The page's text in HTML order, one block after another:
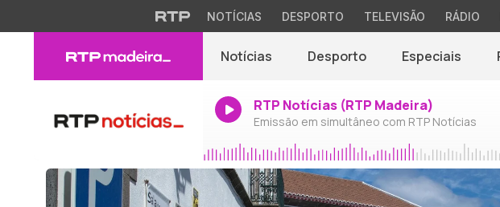
NOTÍCIAS DESPORTO TELEVISÃO RÁDIO
Notícias Desporto Especiais
RTP Notícias (RTP Madeira)
Emissão em simultâneo com RTP Notícias